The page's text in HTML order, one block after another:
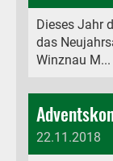
Dieses Jahr
das
Winznau M...
22.11.2018